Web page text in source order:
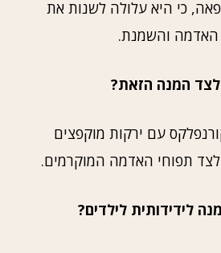
כי היא עלולה לשנות את
והשמנת.
המנה הזאת?
עם ירקות מוקפצים
לצד תפוחי האדמה המוקרמים.
לידידותית לילדים?